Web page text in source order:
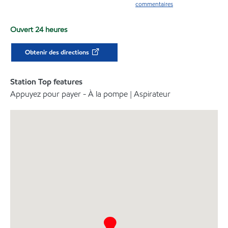
commentaires
Ouvert 24 heures
Obtenir des directions
Station Top features
Appuyez pour payer - À la pompe | Aspirateur